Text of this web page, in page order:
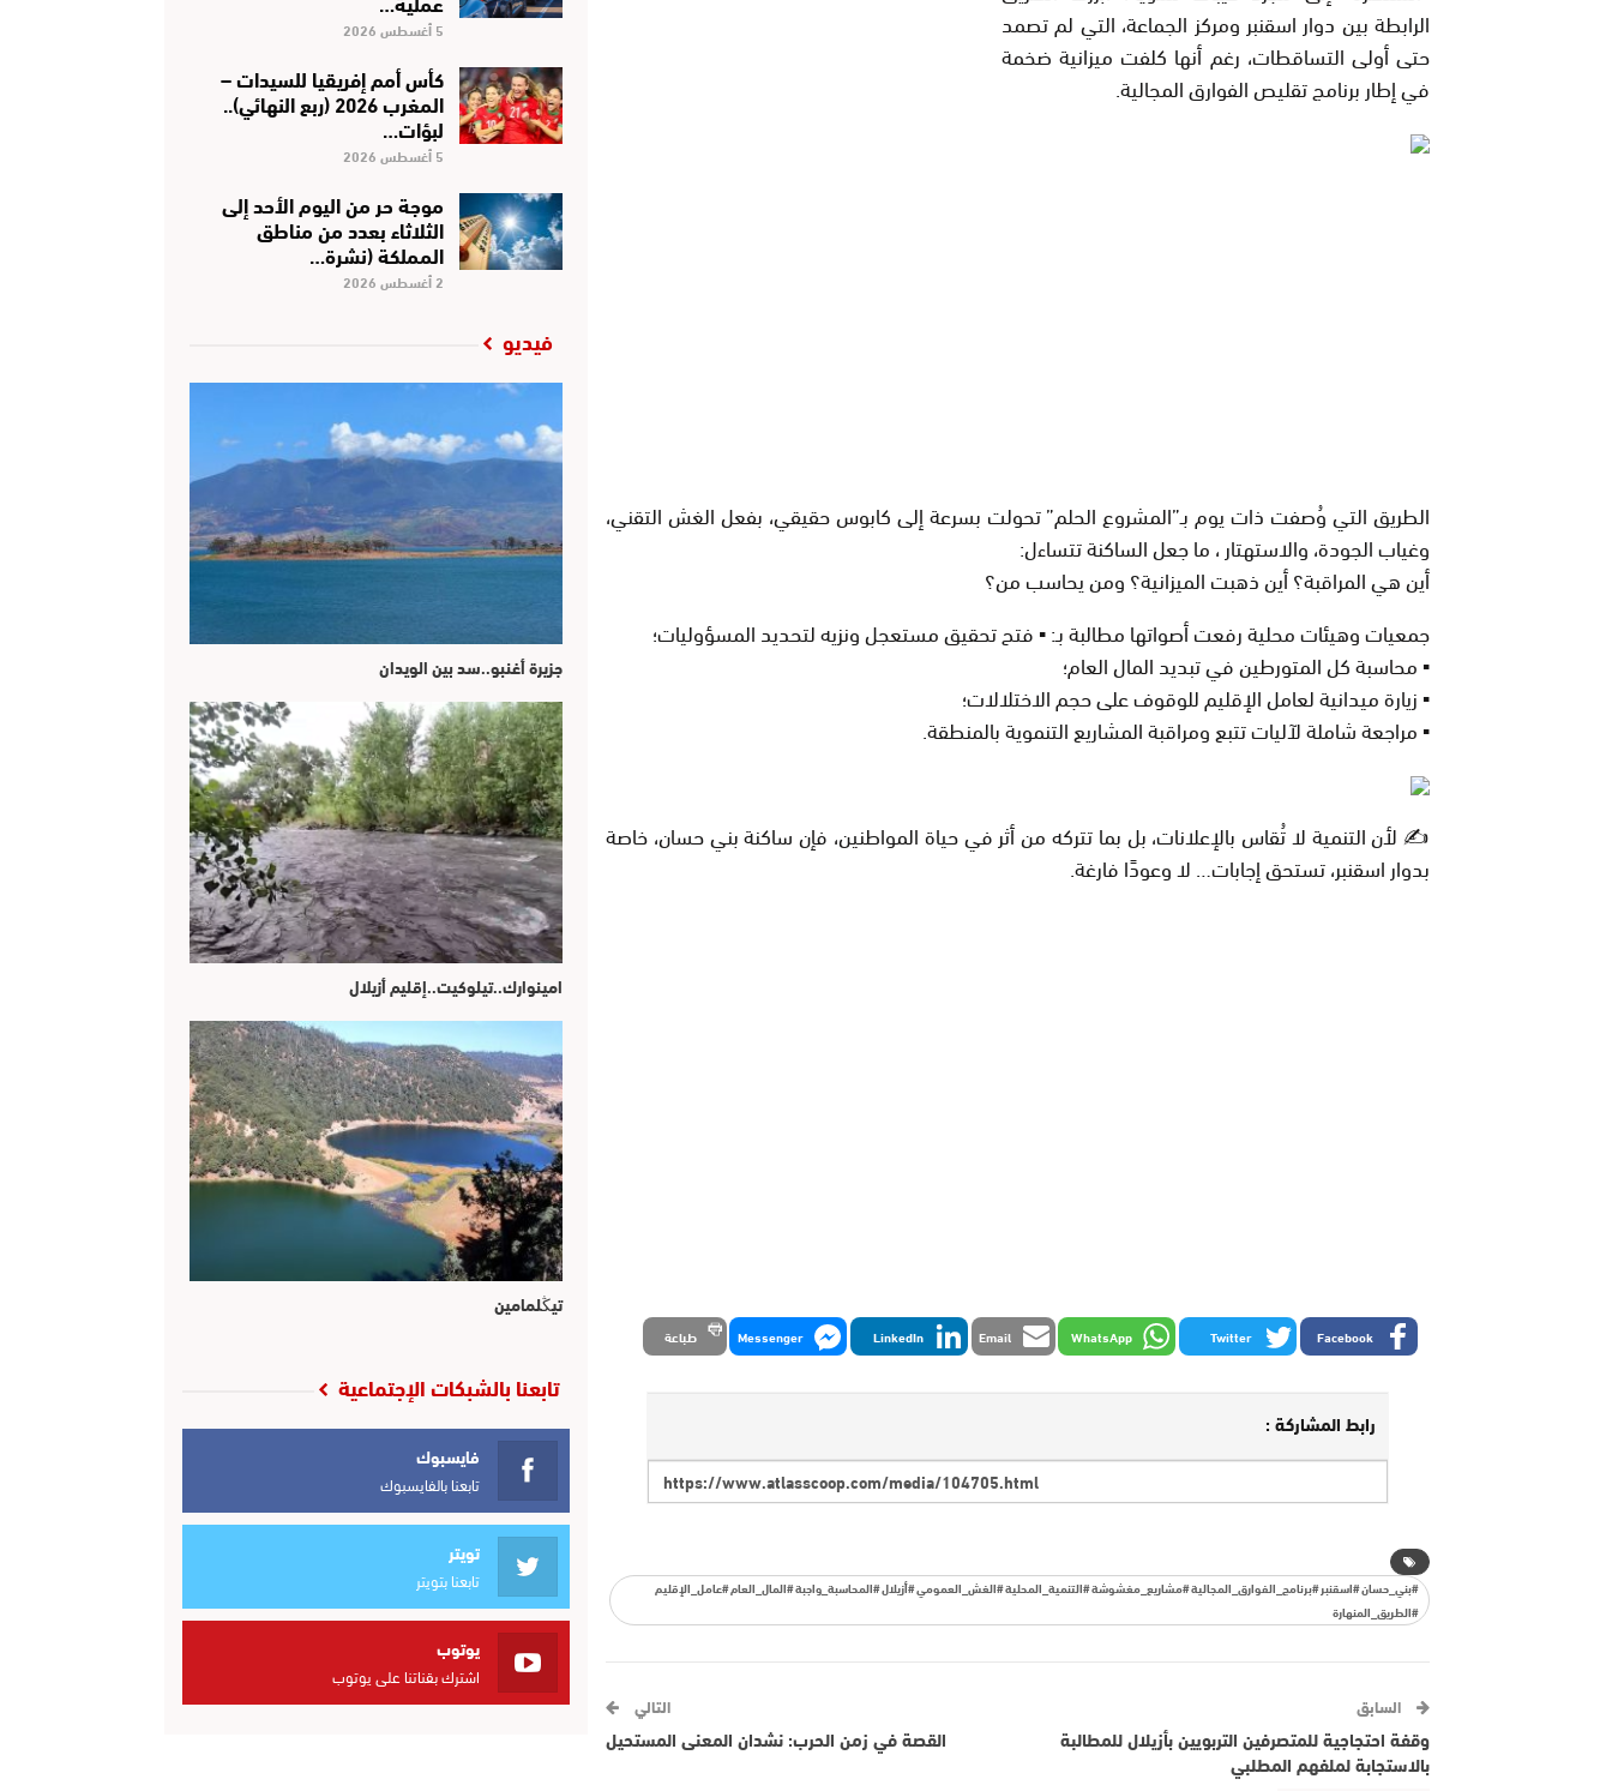
الرابطة بين دوار اسقنبر ومركز الجماعة، التي لم تصمد
حتى أولى التساقطات، رغم أنها كلفت ميزانية ضخمة
في إطار برنامج تقليص الفوارق المجالية.
الطريق التي وُصفت ذات يوم بـ”المشروع الحلم” تحولت بسرعة إلى كابوس حقيقي، بفعل الغش التقني،
وغياب الجودة، والاستهتار ، ما جعل الساكنة تتساءل:
أين هي المراقبة؟ أين ذهبت الميزانية؟ ومن يحاسب من؟
جمعيات وهيئات محلية رفعت أصواتها مطالبة بـ: ▪️ فتح تحقيق مستعجل ونزيه لتحديد المسؤوليات؛
▪️ محاسبة كل المتورطين في تبديد المال العام؛
▪️ زيارة ميدانية لعامل الإقليم للوقوف على حجم الاختلالات؛
▪️ مراجعة شاملة لآليات تتبع ومراقبة المشاريع التنموية بالمنطقة.
✍️ لأن التنمية لا تُقاس بالإعلانات، بل بما تتركه من أثر في حياة المواطنين، فإن ساكنة بني حسان، خاصة
بدوار اسقنبر، تستحق إجابات… لا وعودًا فارغة.
Facebook
Twitter
WhatsApp
Email
LinkedIn
Messenger طباعة
رابط المشاركة :
#بني_حسان #اسقنبر #برنامج_الفوارق_المجالية #مشاريع_مغشوشة #التنمية_المحلية #الغش_العمومي #أزيلال #المحاسبة_واجبة #المال_العام #عامل_الإقليم
#الطريق_المنهارة
السابق
وقفة احتجاجية للمتصرفين التربويين بأزيلال للمطالبة
بالاستجابة لملفهم المطلبي
التالي
القصة في زمن الحرب: نشدان المعنى المستحيل
5 أغسطس 2026
كأس أمم إفريقيا للسيدات –
المغرب 2026 (ربع النهائي)..
لبؤات…
5 أغسطس 2026
موجة حر من اليوم الأحد إلى
الثلاثاء بعدد من مناطق
المملكة (نشرة…
2 أغسطس 2026
فيديو
جزيرة أغنبو..سد بين الويدان
امينوارك..تيلوكيت..إقليم أزيلال
تيڭلمامين
تابعنا بالشبكات الإجتماعية
فايسبوك
تابعنا بالفايسبوك
تويتر
تابعنا بتويتر
يوتوب
اشترك بقناتنا على يوتوب